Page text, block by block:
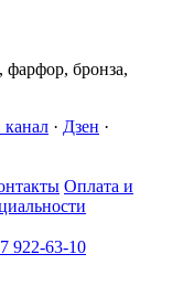
бронза,
· Дзен ·
Оплата и
922-63-10